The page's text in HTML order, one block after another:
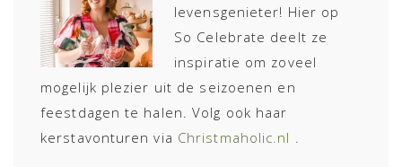
levensgenieter! Hier op
So Celebrate deelt ze
inspiratie om zoveel
mogelijk plezier uit de seizoenen en
feestdagen te halen. Volg ook haar
kerstavonturen via Christmaholic.nl .